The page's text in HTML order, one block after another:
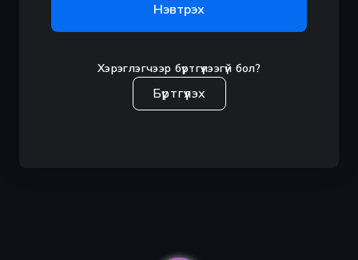
Нэвтрэх
Хэрэглэгчээр бүртгүүлээгүй бол?
Бүртгүүлэх